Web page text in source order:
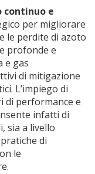
e
per migliorare
le perdite di azoto
profonde e
e gas
di mitigazione
L’impiego di
di performance e
infatti di
sia a livello
di
le